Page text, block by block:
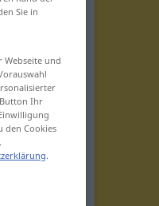
Sie in
und
Ihr
den Cookies
.